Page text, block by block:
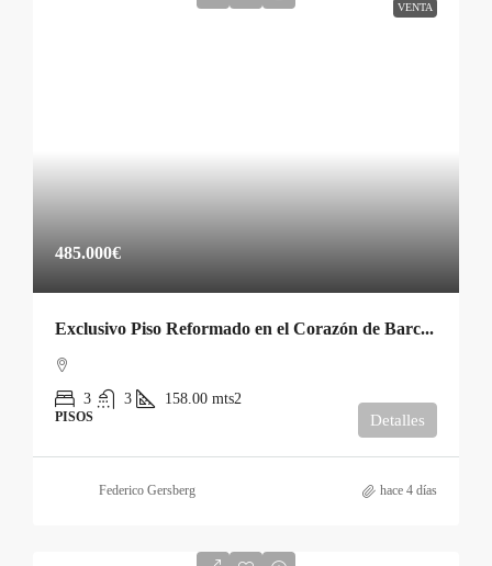
VENTA
485.000€
Exclusivo Piso Reformado en el Corazón de Barcelona: Estilo y Confort a Tu Alcance
3 3 158.00 mts2
PISOS Detalles
Federico Gersberg hace 4 días